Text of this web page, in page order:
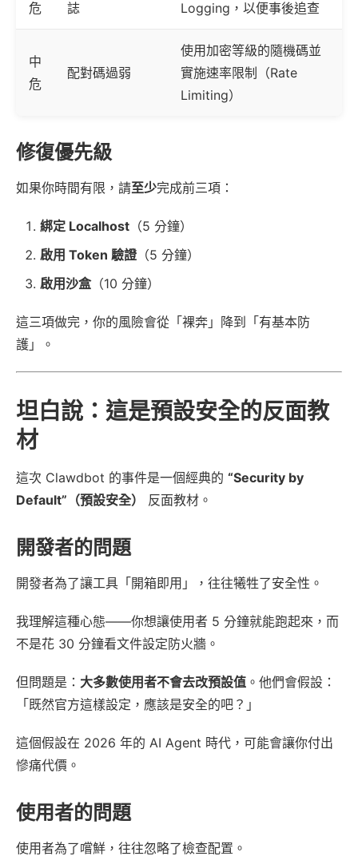
危
誌
Logging，以便事後追查
中
危
配對碼過弱
使用加密等級的隨機碼並
實施速率限制（Rate
Limiting）
修復優先級
如果你時間有限，請至少完成前三項：
綁定 Localhost （5 分鐘）
啟用 Token 驗證 （5 分鐘）
啟用沙盒（10 分鐘）
這三項做完，你的風險會從「裸奔」降到「有基本防
護」。
坦白說：這是預設安全的反面教
材
這次 Clawdbot 的事件是一個經典的 “Security by
Default”（預設安全）
反面教材。
開發者的問題
開發者為了讓工具「開箱即用」，往往犧牲了安全性。
我理解這種心態——你想讓使用者 5 分鐘就能跑起來，而
不是花 30 分鐘看文件設定防火牆。
但問題是： 大多數使用者不會去改預設值 。他們會假設：
「既然官方這樣設定，應該是安全的吧？」
這個假設在 2026 年的 AI Agent 時代，可能會讓你付出
慘痛代價。
使用者的問題
使用者為了嚐鮮，往往忽略了檢查配置。